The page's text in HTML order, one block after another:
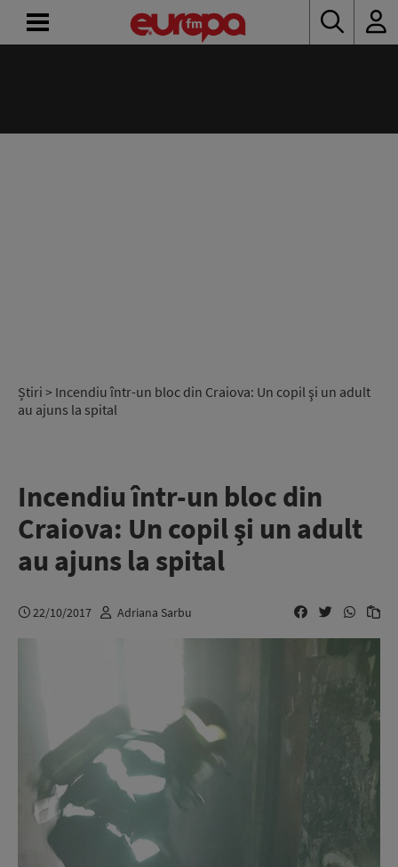
Știri > Incendiu într-un bloc din Craiova: Un copil şi un adult
au ajuns la spital
Incendiu într-un bloc din
Craiova: Un copil şi un adult
au ajuns la spital
22/10/2017 Adriana Sarbu